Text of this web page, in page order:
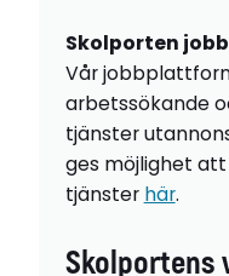
Skolporten jobb
Vår
arbetssökande
tjänster
ges möjlighet att
tjänster här.
Skolportens